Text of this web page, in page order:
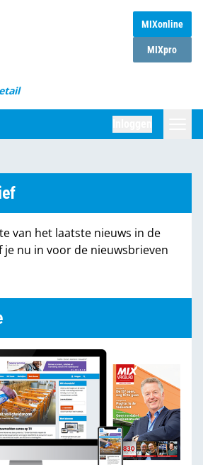
MIXonline
MIXpro
van het laatste nieuws in de
je nu in voor de nieuwsbrieven